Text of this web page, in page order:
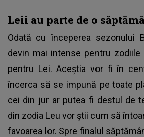
Leii au parte de o
Odată cu începerea sezonului
devin mai intense pentru
pentru Lei. Aceștia vor fi în
încerca să se impună pe toate
cei din jur ar putea fi destul de
din zodia Leu vor știi cum să
favoarea lor. Spre finalul